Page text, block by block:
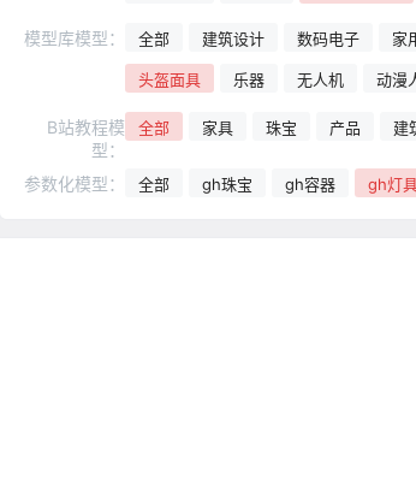
模型库模型： 全部 建筑设计 数码电子 家
头盔面具 乐器 无人机 动漫
B站教程模
型：
全部 家具 珠宝 产品 建
参数化模型： 全部 gh珠宝 gh容器 gh灯